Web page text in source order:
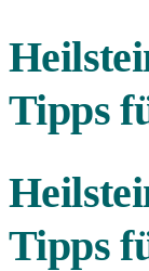
Tipps
Tipps